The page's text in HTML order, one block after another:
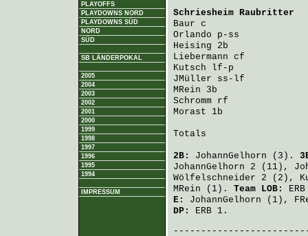
PLAYOFFS
PLAYDOWNS NORD
PLAYDOWNS SÜD
NORD
SÜD
SB LÄNDERPOKAL
2005
2004
2003
2002
2001
2000
1999
1998
1997
1996
1995
1994
IMPRESSUM
Schriesheim Raubritter
Baur c
Orlando p-ss
Heising 2b
Liebermann cf
Kutsch lf-p
JMüller ss-lf
MRein 3b
Schromm rf
Morast 1b
Totals
2B: JohannGelhorn (3).
JohannGelhorn 2 (11),
Wölfelschneider 2 (2),
MRein (1). Team LOB:
E: JohannGelhorn (1),
DP:
ERB 1.